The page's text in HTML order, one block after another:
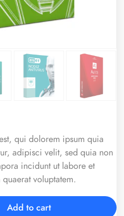
qui dolorem ipsum quia
adipisci velit, sed quia non
incidunt ut labore et
voluptatem.
Add to cart